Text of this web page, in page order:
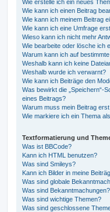
Wie erstelle ich ein neues
Wie kann ich einen Beitrag
Wie kann ich meinem Beitrag
Wie kann ich eine Umfrage
Wieso kann ich nicht mehr
Wie bearbeite oder lösche ich
Warum kann ich auf
Weshalb kann ich keine
Weshalb wurde ich verwarnt?
Wie kann ich Beiträge den
Was bewirkt die „Speichern“-
eines Beitrags?
Warum muss mein Beitrag
Wie markiere ich ein Thema
Textformatierung und
Was ist BBCode?
Kann ich HTML benutzen?
Was sind Smileys?
Kann ich Bilder in meine
Was sind globale
Was sind Bekanntmachungen?
Was sind wichtige Themen?
Was sind geschlossene